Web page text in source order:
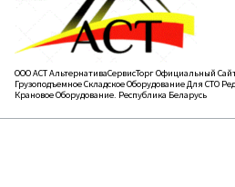
ООО АСТ АльтернативаСервисТорг Официальный
Грузоподъемное Складское Оборудование Для СТО
Крановое Оборудование. Республика Беларусь